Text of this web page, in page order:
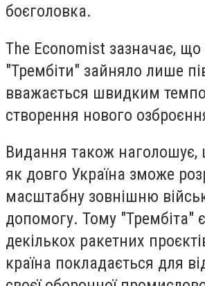
боєголовка.
The Economist зазначає, що
"Трембіти" зайняло лише
вважається швидким
створення нового
Видання також наголошує,
як довго Україна зможе
масштабну зовнішню
допомогу. Тому "Трембіта"
декількох ракетних
країна покладається для